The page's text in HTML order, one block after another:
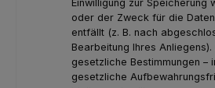
Einwilligung zur Speicherung
oder der Zweck für die
entfällt (z. B. nach
Bearbeitung Ihres Anliegens).
gesetzliche Bestimmungen –
gesetzliche